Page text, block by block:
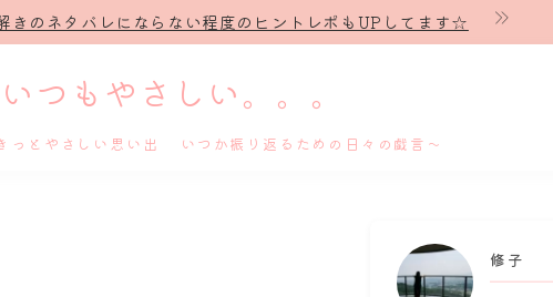
きのネタバレにならない程度のヒントレポもUPしてます☆
つもやさしい。。。
っとやさしい思い出 いつか振り返るための日々の戯言～
修子